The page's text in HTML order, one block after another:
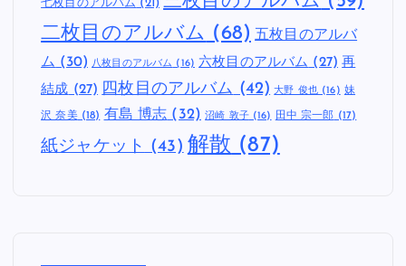
七枚目のアルバム (21)
二枚目のアルバム (68) 五枚目のアルバ
ム (30) 八枚目のアルバム (16) 六枚目のアルバム (27) 再
結成 (27) 四枚目のアルバム (42) 大野 俊也(16) 妹
沢 奈美(18) 有島 博志 (32) 沼崎 敦子(16) 田中 宗一郎 (17)
紙ジャケット (43) 解散 (87)